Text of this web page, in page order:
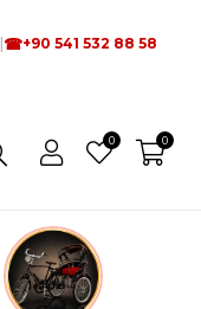
0 0
☎+90 541 532 88 58